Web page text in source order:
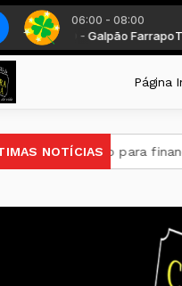
06:00 - 08:00
CHICO - Galpão FarrapoTIO
Completo Boletim da sorte -
Página
NOTÍCIAS
firmam acordo para